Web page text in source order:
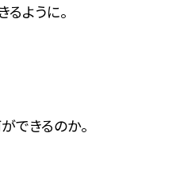
ように。
できるのか。